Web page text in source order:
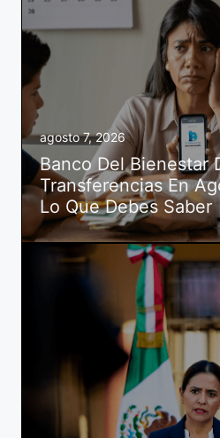
agosto 7, 2026
Banco Del Bienestar
Transferencias En
Lo Que Debes Saber